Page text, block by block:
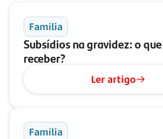
Família
Subsídios na gravidez: o
receber?
Ler artigo
Família